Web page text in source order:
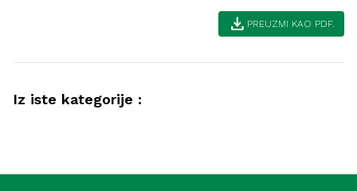
download PREUZMI KAO PDF.
Iz iste kategorije :